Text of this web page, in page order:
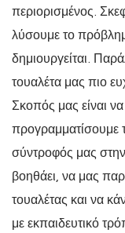
περιορισμένος.
λύσουμε το
δημιουργείται.
τουαλέτα μας πιο
Σκοπός μας είναι
προγραμματίσουμε
σύντροφός μας
βοηθάει, να μας
τουαλέτας και να
με εκπαιδευτικό